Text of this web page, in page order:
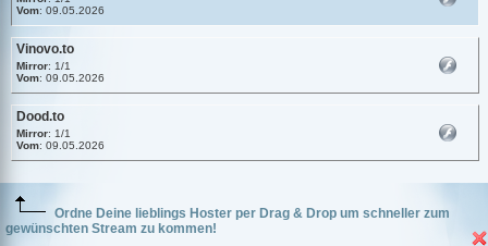
Vom: 09.05.2026
Vinovo.to
Mirror: 1/1
Vom: 09.05.2026
Dood.to
Mirror: 1/1
Vom: 09.05.2026
Ordne Deine lieblings Hoster per Drag & Drop um schneller zum
gewünschten Stream zu kommen!